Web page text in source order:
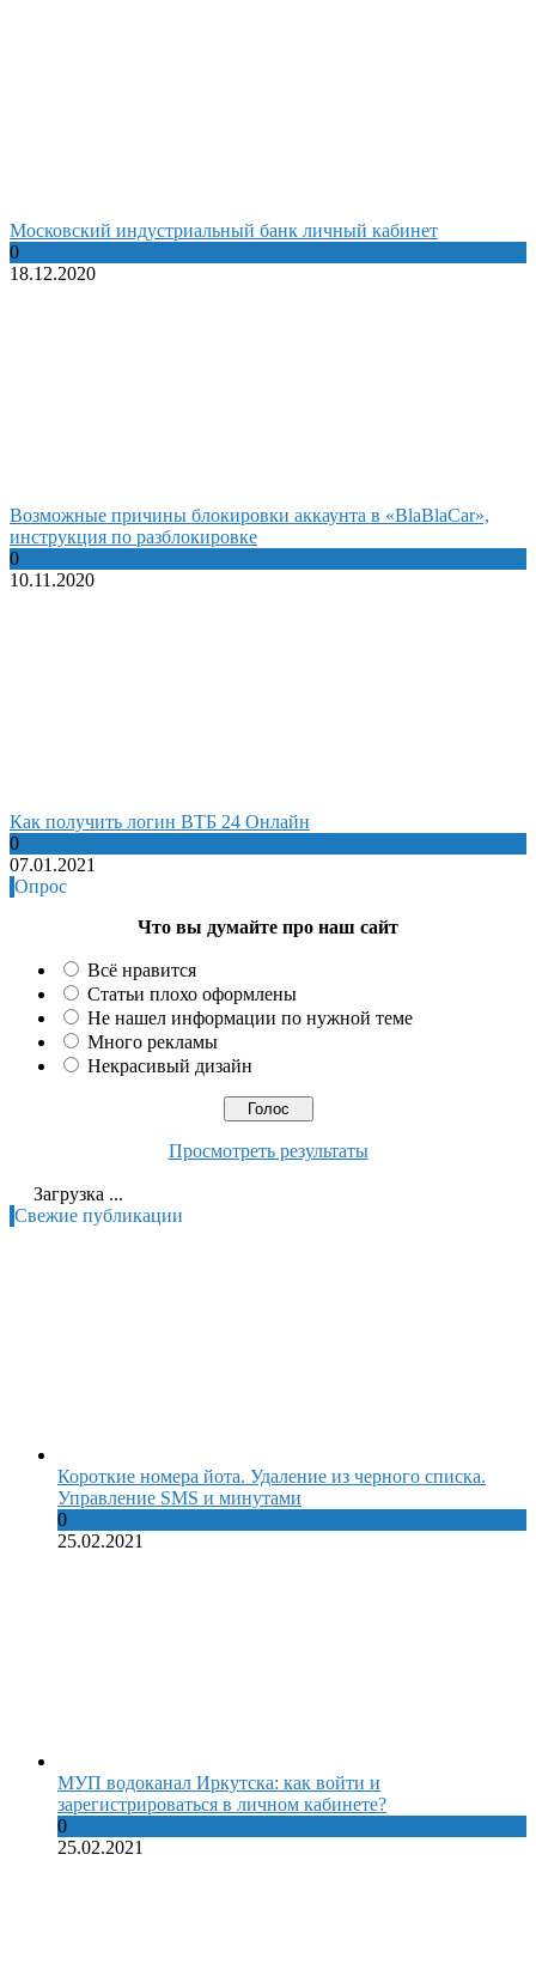
Московский индустриальный банк личный кабинет
0
18.12.2020
Возможные причины блокировки аккаунта в «BlaBlaCar»,
инструкция по разблокировке
0
10.11.2020
Как получить логин ВТБ 24 Онлайн
0
07.01.2021
Опрос
Что вы думайте про наш сайт
Всё нравится
Статьи плохо оформлены
Не нашел информации по нужной теме
Много рекламы
Некрасивый дизайн
Просмотреть результаты
Загрузка ...
Свежие публикации
Короткие номера йота. Удаление из черного списка.
Управление SMS и минутами
0
25.02.2021
МУП водоканал Иркутска: как войти и
зарегистрироваться в личном кабинете?
0
25.02.2021